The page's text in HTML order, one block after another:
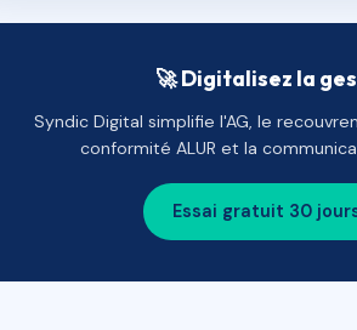
🚀 Digitalisez la
Syndic Digital simplifie l'AG, le
conformité ALUR et la
Essai gratuit 30